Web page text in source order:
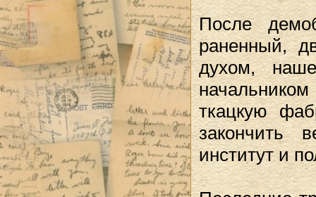
После
раненный,
духом,
ткацкую
закончить
институт и